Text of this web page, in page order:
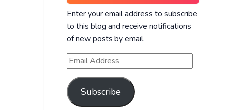
Enter your email address to subscribe
to this blog and receive notifications
of new posts by email.
Subscribe